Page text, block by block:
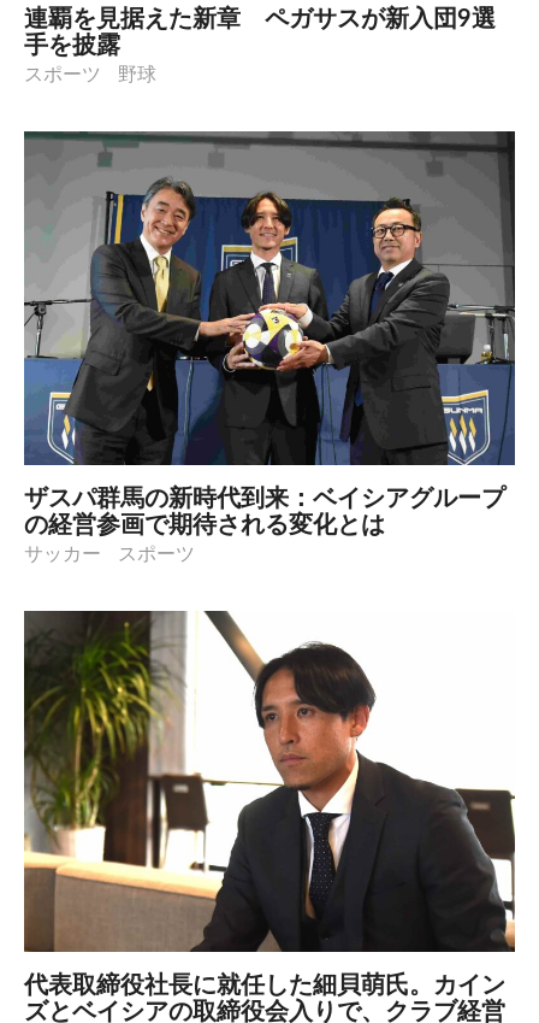
連覇を見据えた新章 ペガサスが新入団9選
手を披露
スポーツ 野球
ザスパ群馬の新時代到来：ベイシアグループ
の経営参画で期待される変化とは
サッカー スポーツ
代表取締役社長に就任した細貝萌氏。カイン
ズとベイシアの取締役会入りで、クラブ経営